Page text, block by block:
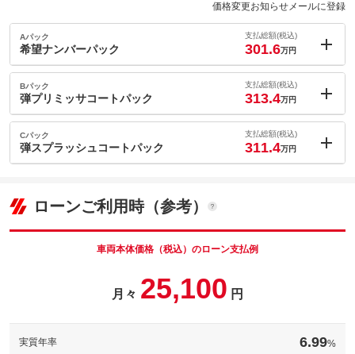
価格変更お知らせメールに登録
Aパック
希望ナンバーパック
支払総額(税込)
301.6万円
内：オプシ
ョン価格
(税込)
車両本体価
288.3万円
このパックの見積もり依頼（無料）
Bパック
弾プリミッサコートパック
支払総額(税込)
313.4万円
内：オプシ
ョン価格
(税込)
車両本体価
パック内容
Cパック
弾スプラッシュコートパック
支払総額(税込)
311.4万円
車両本体価
288.3
ローンご利用時（参考）
車両本体価格（税込）のローン支払例
月々 25,100 円
実質年率 6.99%